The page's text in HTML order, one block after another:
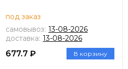
под заказ
самовывоз: 13-08-2026
доставка: 13-08-2026
677.7 ₽ В корзину